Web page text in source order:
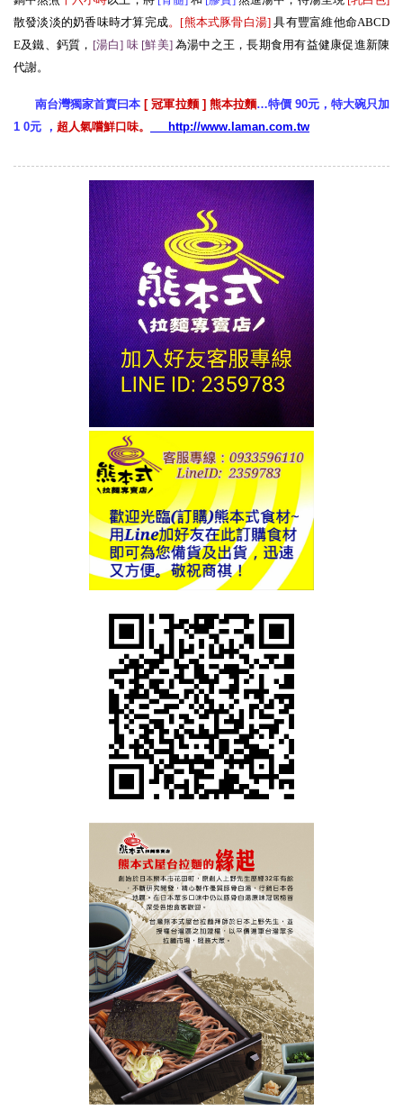
散發淡淡的奶香味時才算完成。[熊本式豚骨白湯] 具有豐富維他命ABCD
E及鐵、鈣質， [湯白] 味 [鮮美]為湯中之王，長期食用有益健康促進新陳
代謝。
南台灣獨家首賣曰本 [ 冠軍拉麵 ] 熊本拉麵…特價 90元，特大碗只加
1 0元 ， 超人氣嚐鮮口味。 http://www.laman.com.tw